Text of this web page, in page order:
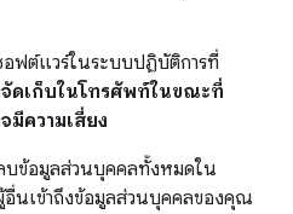
ฟต์แวร์ในระบบปฏิบัติการที่
ดเก็บในโทรศัพท์ในขณะที่
มีความเสี่ยง
ข้อมูลส่วนบุคคลทั้งหมดใน
นเข้าถึงข้อมูลส่วนบุคคลของคุณ